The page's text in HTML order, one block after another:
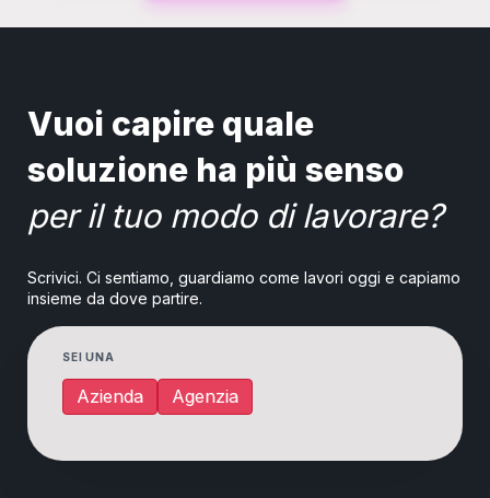
Vuoi capire quale
soluzione ha più senso
per il tuo modo di lavorare?
Scrivici. Ci sentiamo, guardiamo come lavori oggi e capiamo
insieme da dove partire.
SEI UNA
Azienda Agenzia